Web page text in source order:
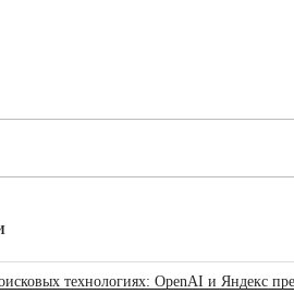
технологиях: OpenAI и Яндекс